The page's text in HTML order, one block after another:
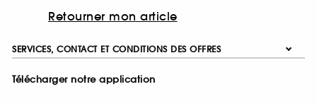
Retourner mon article
SERVICES, CONTACT ET CONDITIONS DES OFFRES
Télécharger notre application